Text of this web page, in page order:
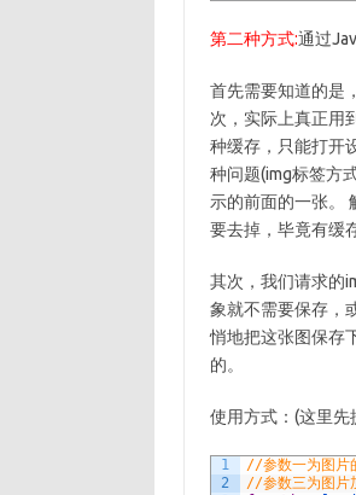
第二种方式:通过
首先需要知道的是
次，实际上真正用
种缓存，只能打开
种问题(img标签方
示的前面的一张。
要去掉，毕竟有缓
其次，我们请求的
象就不需要保存，
悄地把这张图保存
的。
使用方式：(这里先
1
2
//参数一为图片
//参数三为图片